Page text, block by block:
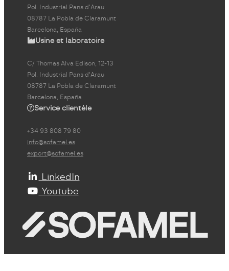
Pol. Industrial Pans d'Arau
08787 La Pobla de Claramunt
Barcelona, España
Usine et laboratoire
C/ Thomas Alva Edison, 12-13
Pol. Industrial Pans d'Arau
08787 La Pobla de Claramunt
Barcelona, España
Service clientèle
+34 93 808 79 80
info@sofamel.es
export@sofamel.es
LinkedIn
Youtube